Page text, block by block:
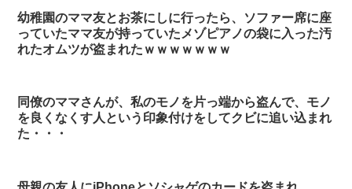
幼稚園のママ友とお茶にしに行ったら、ソファー席に座
っていたママ友が持っていたメゾピアノの袋に入った汚
れたオムツが盗まれたｗｗｗｗｗｗｗ
同僚のママさんが、私のモノを片っ端から盗んで、モノ
を良くなくす人という印象付けをしてクビに追い込まれ
た・・・